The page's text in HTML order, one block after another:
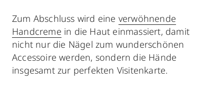
Zum Abschluss wird eine verwöhnende
Handcreme in die Haut einmassiert, damit
nicht nur die Nägel zum wunderschönen
Accessoire werden, sondern die Hände
insgesamt zur perfekten Visitenkarte.